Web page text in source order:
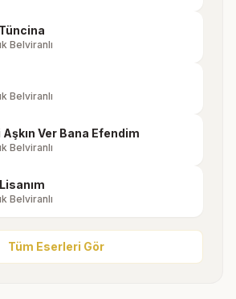
Belviranlı
Belviranlı
Aşkın Ver Bana Efendim
Belviranlı
Belviranlı
Tüm Eserleri Gör